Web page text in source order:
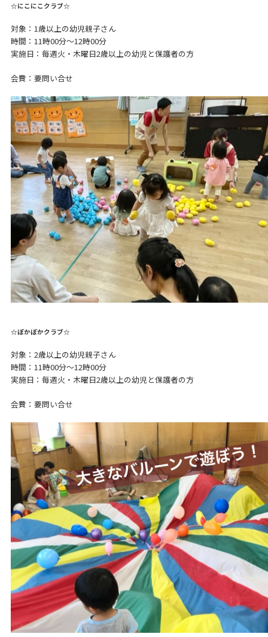
☆にこにこクラブ☆
対象：1歳以上の幼児親子さん
時間：11時00分～12時00分
実施日：毎週火・木曜日2歳以上の幼児と保護者の方
会費：要問い合せ
☆ぽかぽかクラブ☆
対象：2歳以上の幼児親子さん
時間：11時00分～12時00分
実施日：毎週火・木曜日2歳以上の幼児と保護者の方
会費：要問い合せ